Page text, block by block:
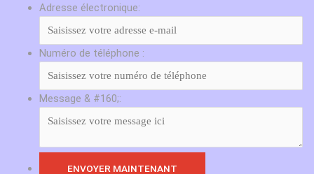
Adresse électronique:
Numéro de téléphone :
Message & #160;: